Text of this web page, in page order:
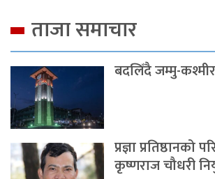
ताजा समाचार
बदलिँदै जम्मु-
प्रज्ञा प्रतिष्ठानको
कृष्णराज चौधरी